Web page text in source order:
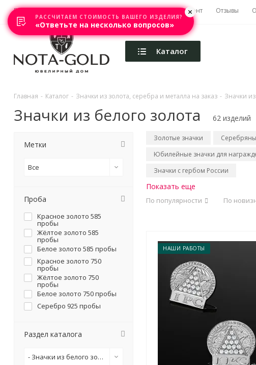
Главная Акции Каталоги Изготовление Ремонт Отзывы
Каталог
Главная - Каталог - Значки из золота, серебра и металла на заказ - Значки
Значки из белого золота 62 изделий
Золотые значки
Юбилейные значки для
Значки с гербом России
Показать еще
По популярности По
НАШИ РАБОТЫ
Метки
Все
Проба
Красное золото 585
пробы
Жёлтое золото 585
пробы
Белое золото 585 пробы
Красное золото 750
пробы
Жёлтое золото 750
пробы
Белое золото 750 пробы
Серебро 925 пробы
Раздел каталога
- Значки из белого золота
РАССЧИТАЕМ СТОИМОСТЬ ВАШЕГО ИЗДЕЛИЯ?
«Ответьте на несколько вопросов»